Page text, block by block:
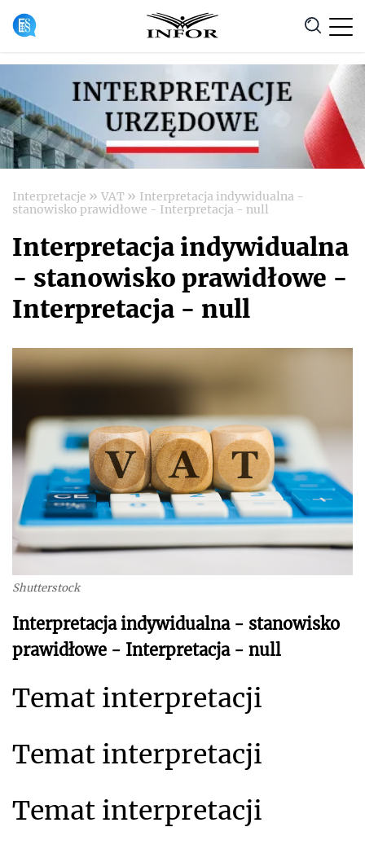
Anuluj
Interpretacje » VAT » Interpretacja indywidualna -
stanowisko prawidłowe - Interpretacja - null
Interpretacja indywidualna
- stanowisko prawidłowe -
Interpretacja - null
Shutterstock
Interpretacja indywidualna - stanowisko
prawidłowe - Interpretacja - null
Temat interpretacji
Temat interpretacji
Temat interpretacji